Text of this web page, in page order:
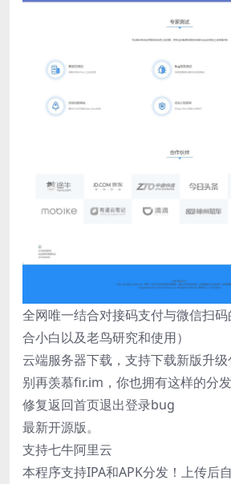
全网唯一结合对接码支付与微信扫
合小白以及老鸟研究和使用）
云端服务器下载，支持下载新版升级
别再羡慕fir.im，你也拥有这样的分发
修复返回首页退出登录bug
最新开源版。
支持七牛阿里云
本程序支持IPA和APK分发！上传后